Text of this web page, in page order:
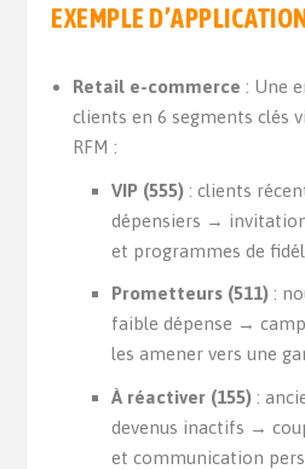
EXEMPLE
Retail e-commerce : Une
clients en 6 segments clés
RFM :
VIP (555): clients
dépensiers →
et programmes de
Prometteurs (511):
faible dépense →
les amener vers une
À réactiver (155):
devenus inactifs →
et communication